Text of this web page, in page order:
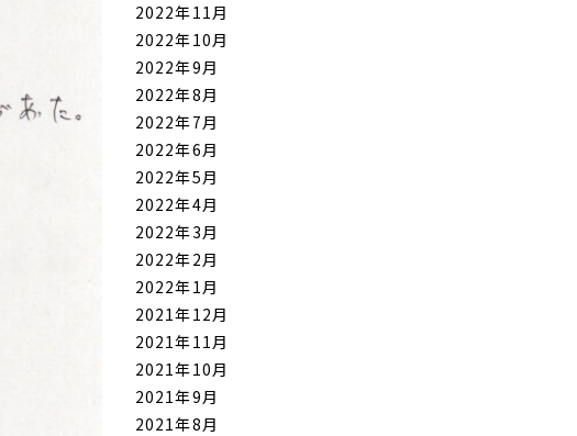
2022年11月
2022年10月
2022年9月
2022年8月
2022年7月
2022年6月
2022年5月
2022年4月
2022年3月
2022年2月
2022年1月
2021年12月
2021年11月
2021年10月
2021年9月
2021年8月